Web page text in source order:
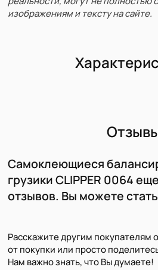
изображениям и тексту на сайте.
Самоклеющиеся
грузики CLIPPER 0064
отзывов. Вы можете
Расскажите другим покупателям
от покупки или просто
Нам важно знать, что Вы думаете!